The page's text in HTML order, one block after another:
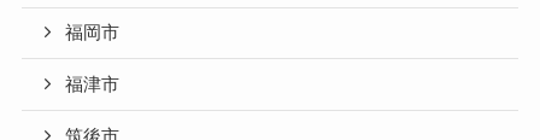
福岡市
福津市